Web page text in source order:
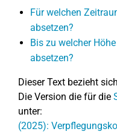
Für welchen
absetzen?
Bis zu welcher
absetzen?
Dieser Text bezieht
Die Version die für die
unter:
(2025):